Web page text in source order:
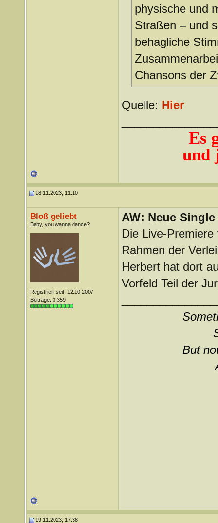
physische und
Straßen – und
behagliche
Chansons der
Quelle: Hier
Es
und
18.11.2023, 11:10
Bloß geliebt
Baby, you wanna dance?
Registriert seit: 12.10.2007
Beiträge: 3.359
AW: Neue
Die Live-Premiere
Rahmen der
Herbert hat dort
Vorfeld Teil der
But
19.11.2023, 17:38